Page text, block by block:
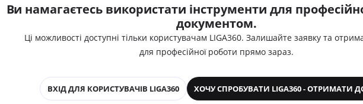
Ви намагаєтесь використати інструменти для
документом.
Ці можливості доступні тільки користувачам LIGA360. Залишайте заявку та
для професійної роботи прямо зараз.
ВХІД ДЛЯ КОРИСТУВАЧІВ LIGA360 ХОЧУ СПРОБУВАТИ LIGA360 - ОТРИМАТИ